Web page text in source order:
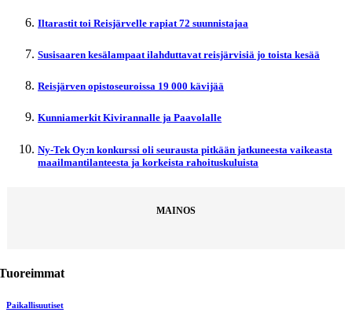
Iltarastit toi Reisjärvelle rapiat 72 suunnistajaa
Susisaaren kesälampaat ilahduttavat reisjärvisiä jo toista kesää
Reisjärven opistoseuroissa 19 000 kävijää
Kunniamerkit Kivirannalle ja Paavolalle
Ny-Tek Oy:n konkurssi oli seurausta pitkään jatkuneesta vaikeasta
maailmantilanteesta ja korkeista rahoituskuluista
MAINOS
Paikallisuutiset